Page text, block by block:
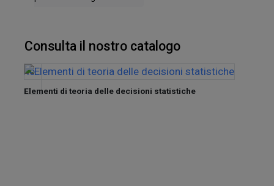
Consulta il nostro catalogo
Elementi di teoria delle decisioni statistiche